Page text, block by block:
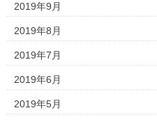
2019年9月
2019年8月
2019年7月
2019年6月
2019年5月